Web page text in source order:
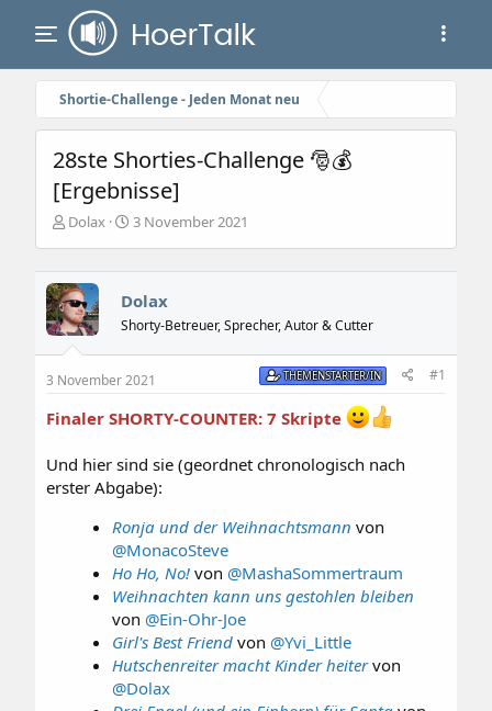
Shortie-Challenge - Jeden Monat neu
28ste Shorties-Challenge 🎅💰
[Ergebnisse]
E
t
e
l
l
r
Dolax
E
e
l
t
a
3 November 2021
Dolax
Shorty-Betreuer, Sprecher, Autor & Cutter
3 November 2021 THEMENSTARTER/IN #1
Finaler SHORTY-COUNTER: 7 Skripte
Und hier sind sie (geordnet chronologisch nach
erster Abgabe):
Ronja und der Weihnachtsmann von
@MonacoSteve
Ho Ho, No! von @MashaSommertraum
Weihnachten kann uns gestohlen bleiben
von @Ein-Ohr-Joe
Girl's Best Friend von @Yvi_Little
Hutschenreiter macht Kinder heitervon
@Dolax